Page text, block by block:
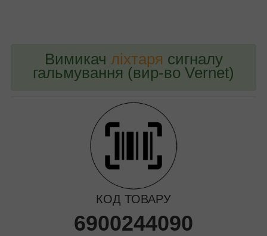
Вимикач ліхтаря сигналу
гальмування (вир-во Vernet)
КОД ТОВАРУ
6900244090